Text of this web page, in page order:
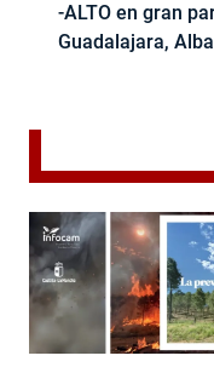
-ALTO en gran
Guadalajara,